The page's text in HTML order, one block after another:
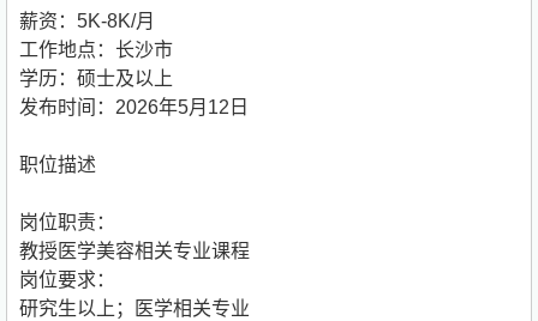
薪资：5K-8K/月
工作地点：长沙市
学历：硕士及以上
发布时间：2026年5月12日
职位描述
岗位职责：
教授医学美容相关专业课程
岗位要求：
研究生以上；医学相关专业